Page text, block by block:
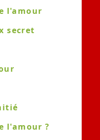
l'amour
secret
l'amour ?